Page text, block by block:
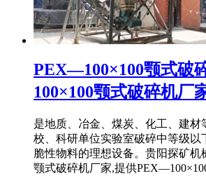
PEX—100×100颚式破
100×100颚式破碎机厂
是地质、冶金、煤炭、化工、建材
校、科研单位实验室破碎中等级以
脆性物料的理想设备。贵阳探矿
颚式破碎机厂家,提供